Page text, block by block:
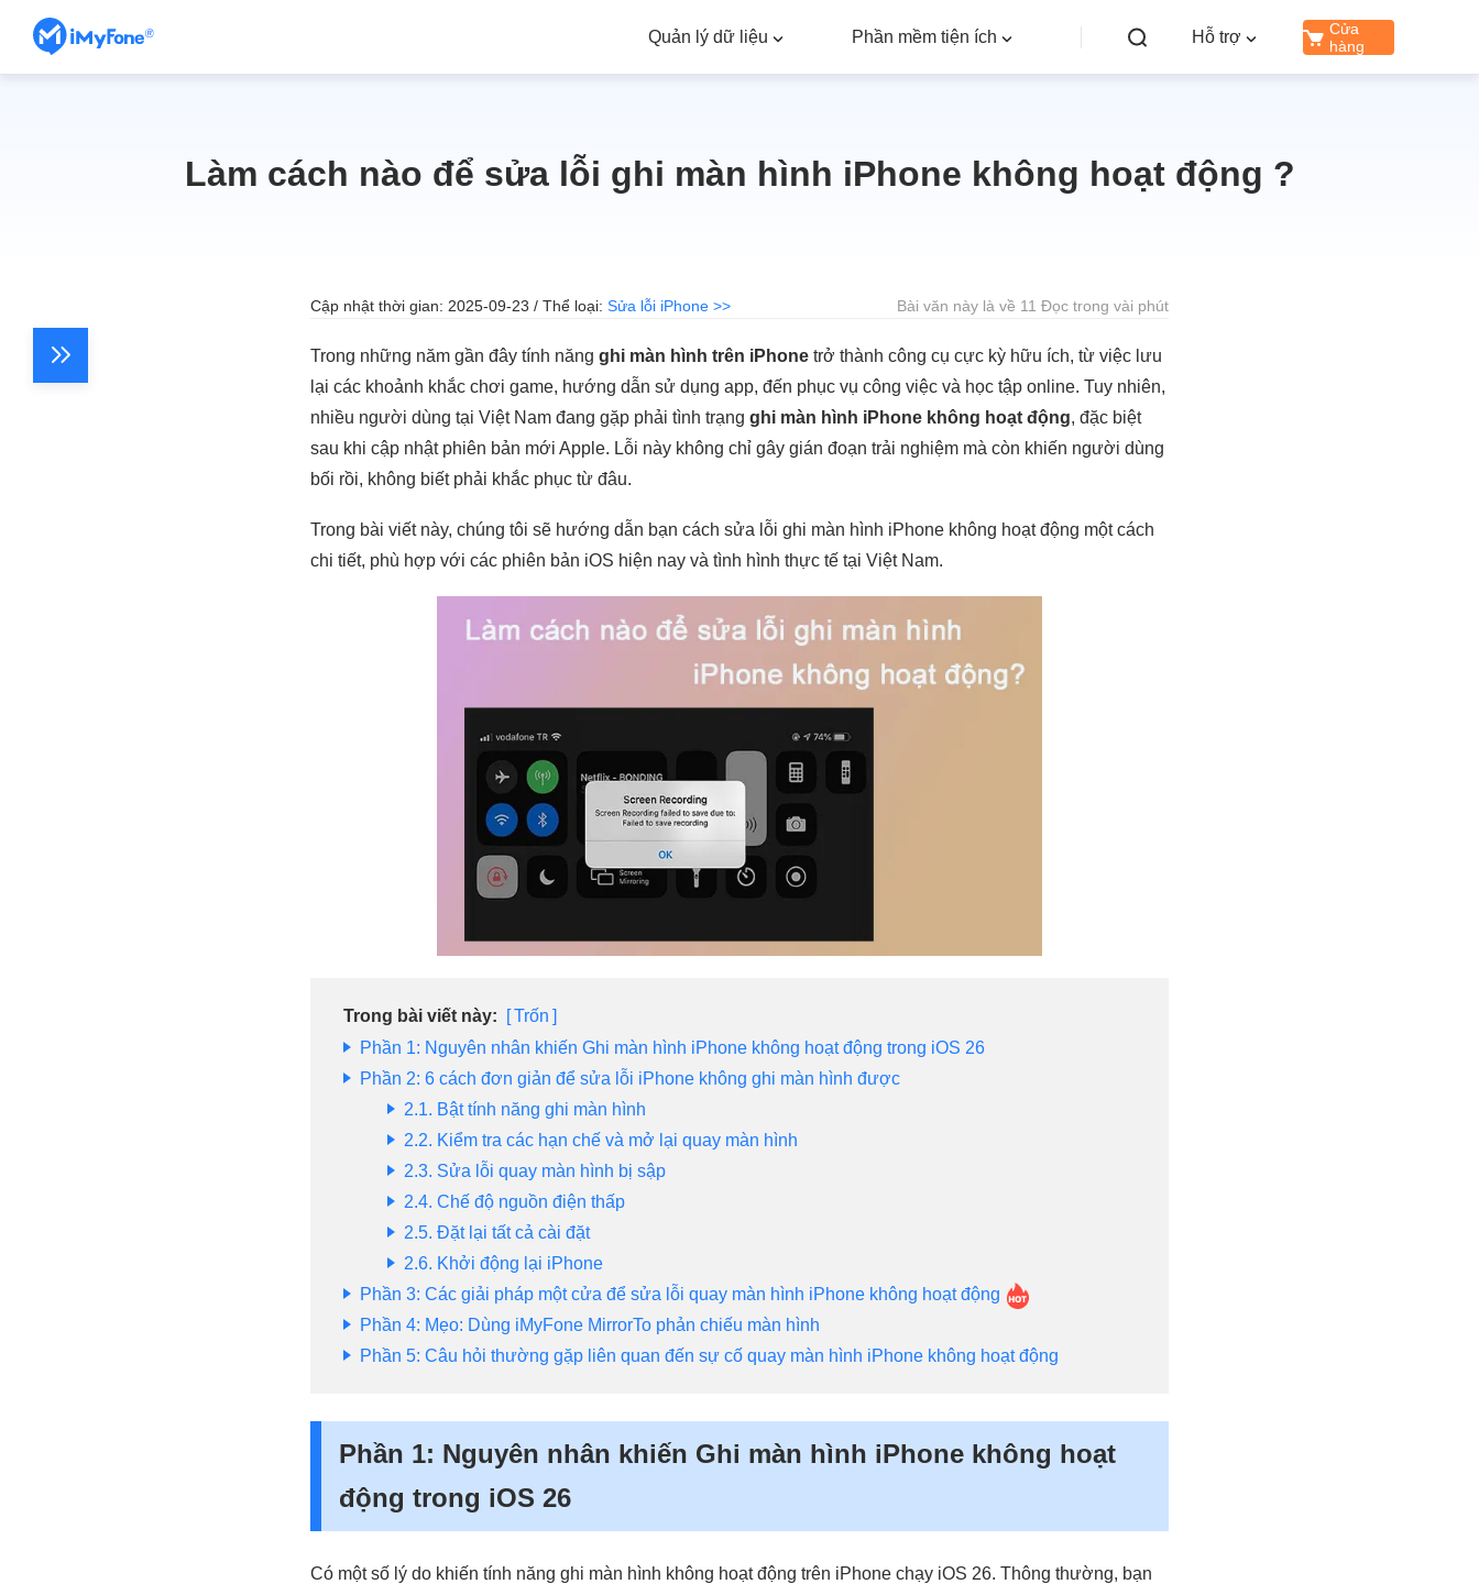
Quản lý dữ liệu Phần mềm tiện ích Hỗ trợ
Cửa
hàng
Làm cách nào để sửa lỗi ghi màn hình iPhone không hoạt động ?
Cập nhật thời gian: 2025-09-23 / Thể loại: Sửa lỗi iPhone >> Bài văn này là về 11 Đọc trong vài phút
Trong những năm gần đây tính năng ghi màn hình trên iPhone trở thành công cụ cực kỳ hữu ích, từ việc lưu
lại các khoảnh khắc chơi game, hướng dẫn sử dụng app, đến phục vụ công việc và học tập online. Tuy nhiên,
nhiều người dùng tại Việt Nam đang gặp phải tình trạng ghi màn hình iPhone không hoạt động, đặc biệt
sau khi cập nhật phiên bản mới Apple. Lỗi này không chỉ gây gián đoạn trải nghiệm mà còn khiến người dùng
bối rồi, không biết phải khắc phục từ đâu.
Trong bài viết này, chúng tôi sẽ hướng dẫn bạn cách sửa lỗi ghi màn hình iPhone không hoạt động một cách
chi tiết, phù hợp với các phiên bản iOS hiện nay và tình hình thực tế tại Việt Nam.
Trong bài viết này:
Trốn
Phần 1: Nguyên nhân khiến Ghi màn hình iPhone không hoạt động trong iOS 26
Phần 2: 6 cách đơn giản để sửa lỗi iPhone không ghi màn hình được
2.1. Bật tính năng ghi màn hình
2.2. Kiểm tra các hạn chế và mở lại quay màn hình
2.3. Sửa lỗi quay màn hình bị sập
2.4. Chế độ nguồn điện thấp
2.5. Đặt lại tất cả cài đặt
2.6. Khởi động lại iPhone
Phần 3: Các giải pháp một cửa để sửa lỗi quay màn hình iPhone không hoạt động
Phần 4: Mẹo: Dùng iMyFone MirrorTo phản chiếu màn hình
Phần 5: Câu hỏi thường gặp liên quan đến sự cố quay màn hình iPhone không hoạt động
Phần 1: Nguyên nhân khiến Ghi màn hình iPhone không hoạt
động trong iOS 26
Có một số lý do khiến tính năng ghi màn hình không hoạt động trên iPhone chạy iOS 26. Thông thường, bạn